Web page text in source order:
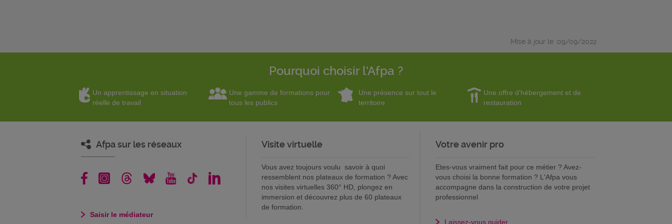
Mise à jour le :09/09/2022
Pourquoi choisir l'Afpa ?
Un apprentissage en situation
réelle de travail
Une gamme de formations pour
tous les publics
Une présence sur tout le
territoire
Une offre d'hébergement et de
restauration
Afpa sur les réseaux
Saisir le médiateur
Visite virtuelle
Vous avez toujours voulu savoir à quoi
ressemblent nos plateaux de formation ? Avec
nos visites virtuelles 360° HD, plongez en
immersion et découvrez plus de 60 plateaux
de formation.
Votre avenir pro
Etes-vous vraiment fait pour ce métier ? Avez-
vous choisi la bonne formation ? L'Afpa vous
accompagne dans la construction de votre projet
professionnel
Laissez-vous guider